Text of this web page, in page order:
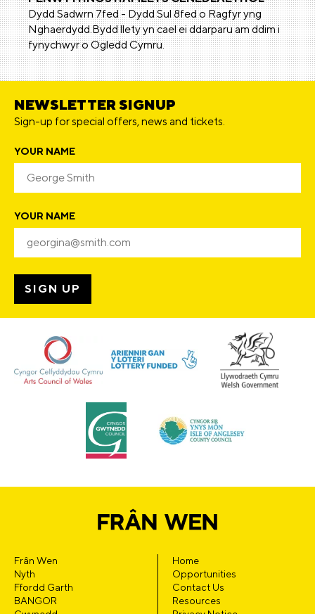
Dydd Sadwrn 7fed - Dydd Sul 8fed o Ragfyr yng
Nghaerdydd.Bydd llety yn cael ei ddarparu am ddim i
fynychwyr o Ogledd Cymru.
NEWSLETTER SIGNUP
Sign-up for special offers, news and tickets.
YOUR NAME
YOUR NAME
Frân Wen
Nyth
Ffordd Garth
BANGOR
Home
Opportunities
Contact Us
Resources